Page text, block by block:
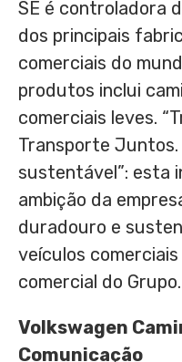
SE é controladora
dos principais
comerciais do
produtos inclui
comerciais leves.
Transporte Juntos.
sustentável”: esta
ambição da
duradouro e
veículos
comercial do Grupo.
Volkswagen
Comunicação